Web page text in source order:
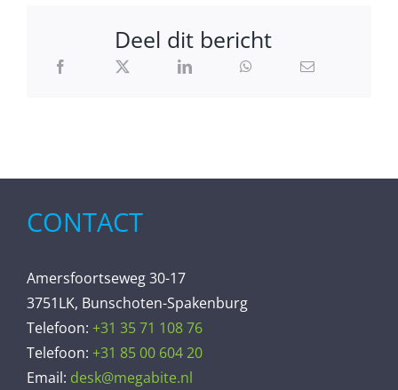
Deel dit bericht
CONTACT
Amersfoortseweg 30-17
3751LK, Bunschoten-Spakenburg
Telefoon: +31 35 71 108 76
Telefoon: +31 85 00 604 20
Email: desk@megabite.nl